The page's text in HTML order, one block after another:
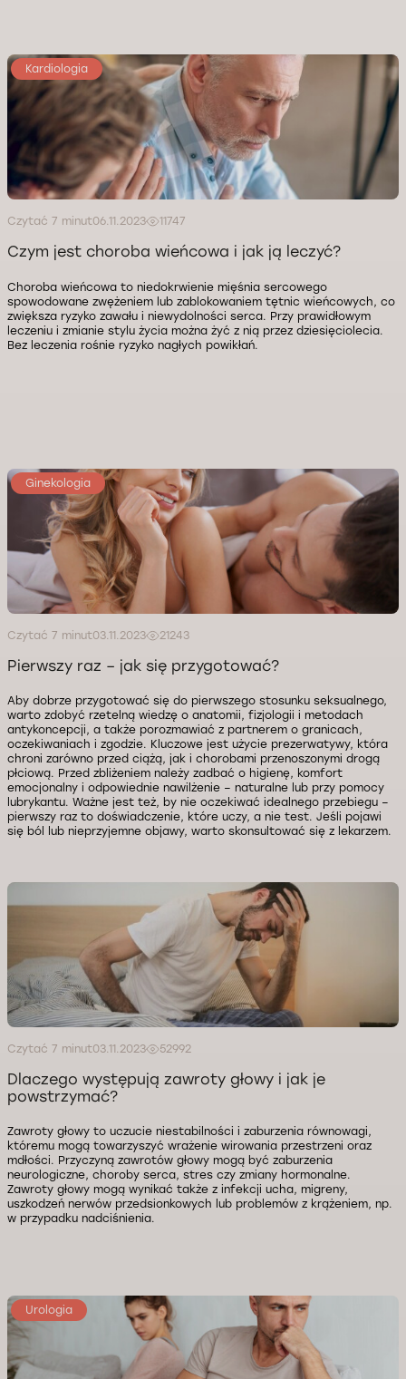
Kardiologia
Czytać 7 minut06.11.2023 11747
Czym jest choroba wieńcowa i jak ją leczyć?
Choroba wieńcowa to niedokrwienie mięśnia sercowego
spowodowane zwężeniem lub zablokowaniem tętnic wieńcowych, co
zwiększa ryzyko zawału i niewydolności serca. Przy prawidłowym
leczeniu i zmianie stylu życia można żyć z nią przez dziesięciolecia.
Bez leczenia rośnie ryzyko nagłych powikłań.
Ginekologia
Czytać 7 minut03.11.2023 21243
Pierwszy raz – jak się przygotować?
Aby dobrze przygotować się do pierwszego stosunku seksualnego,
warto zdobyć rzetelną wiedzę o anatomii, fizjologii i metodach
antykoncepcji, a także porozmawiać z partnerem o granicach,
oczekiwaniach i zgodzie. Kluczowe jest użycie prezerwatywy, która
chroni zarówno przed ciążą, jak i chorobami przenoszonymi drogą
płciową. Przed zbliżeniem należy zadbać o higienę, komfort
emocjonalny i odpowiednie nawilżenie – naturalne lub przy pomocy
lubrykantu. Ważne jest też, by nie oczekiwać idealnego przebiegu –
pierwszy raz to doświadczenie, które uczy, a nie test. Jeśli pojawi
się ból lub nieprzyjemne objawy, warto skonsultować się z lekarzem.
Czytać 7 minut03.11.2023 52992
Dlaczego występują zawroty głowy i jak je
powstrzymać?
Zawroty głowy to uczucie niestabilności i zaburzenia równowagi,
któremu mogą towarzyszyć wrażenie wirowania przestrzeni oraz
mdłości. Przyczyną zawrotów głowy mogą być zaburzenia
neurologiczne, choroby serca, stres czy zmiany hormonalne.
Zawroty głowy mogą wynikać także z infekcji ucha, migreny,
uszkodzeń nerwów przedsionkowych lub problemów z krążeniem, np.
w przypadku nadciśnienia.
Urologia